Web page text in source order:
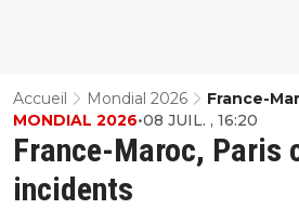
Accueil Mondial 2026
France-
Incidents
France-Maroc, Paris
incidents
MONDIAL 2026•08 JUIL. , 16:20